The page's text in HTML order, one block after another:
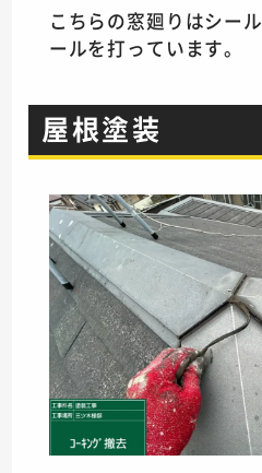
こちらの窓廻りはシー
ールを打っています。
屋根塗装